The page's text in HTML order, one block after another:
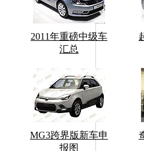
2011年重磅中级车
汇总
MG3跨界版新车申
报图